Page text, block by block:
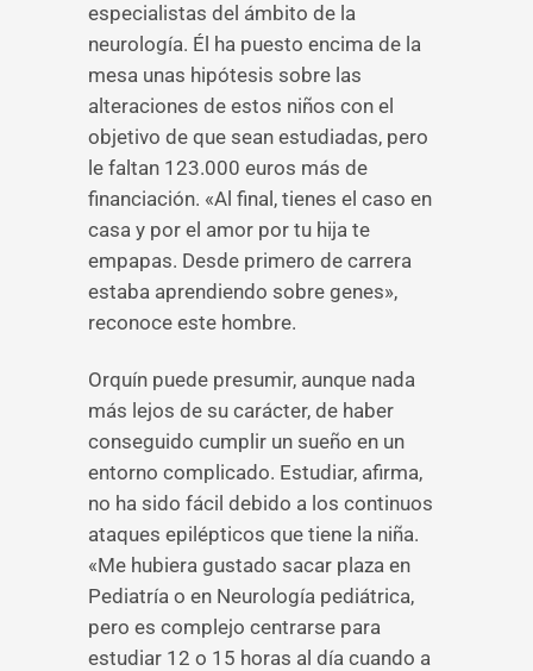
especialistas del ámbito de la
neurología. Él ha puesto encima de la
mesa unas hipótesis sobre las
alteraciones de estos niños con el
objetivo de que sean estudiadas, pero
le faltan 123.000 euros más de
financiación. «Al final, tienes el caso en
casa y por el amor por tu hija te
empapas. Desde primero de carrera
estaba aprendiendo sobre genes»,
reconoce este hombre.
Orquín puede presumir, aunque nada
más lejos de su carácter, de haber
conseguido cumplir un sueño en un
entorno complicado. Estudiar, afirma,
no ha sido fácil debido a los continuos
ataques epilépticos que tiene la niña.
«Me hubiera gustado sacar plaza en
Pediatría o en Neurología pediátrica,
pero es complejo centrarse para
estudiar 12 o 15 horas al día cuando a